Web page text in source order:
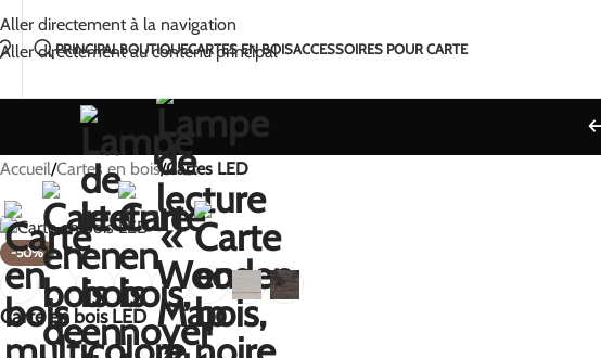
Aller directement à la navigation
Aller directement au contenu principal
Fait à la main avec amour en Lituanie 2-5 jours d'expédition vers
PRINCIPALBOUTIQUECARTES EN BOISACCESSOIRES POUR CARTE
Accueil/Cartes en bois/Cartes LED
-50%
Carte en bois LED